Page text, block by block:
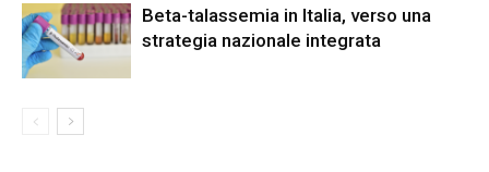
Beta-talassemia in Italia, verso una
strategia nazionale integrata